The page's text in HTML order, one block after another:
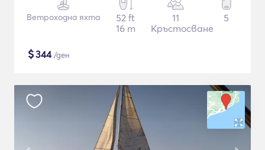
Ветроходна яхта
52 ft
16 m
11
Кръстосване
5
$344/ден